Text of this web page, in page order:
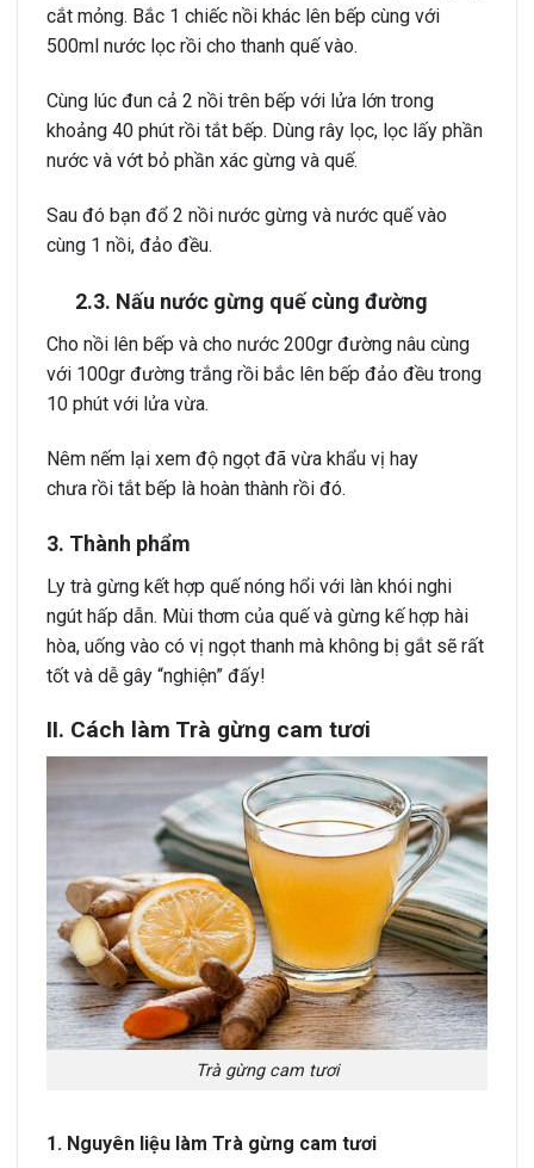
cắt mỏng. Bắc 1 chiếc nồi khác lên bếp cùng với
500ml nước lọc rồi cho thanh quế vào.
Cùng lúc đun cả 2 nồi trên bếp với lửa lớn trong
khoảng 40 phút rồi tắt bếp. Dùng rây lọc, lọc lấy phần
nước và vớt bỏ phần xác gừng và quế.
Sau đó bạn đổ 2 nồi nước gừng và nước quế vào
cùng 1 nồi, đảo đều.
2.3. Nấu nước gừng quế cùng đường
Cho nồi lên bếp và cho nước 200gr đường nâu cùng
với 100gr đường trắng rồi bắc lên bếp đảo đều trong
10 phút với lửa vừa.
Nêm nếm lại xem độ ngọt đã vừa khẩu vị hay
chưa rồi tắt bếp là hoàn thành rồi đó.
3. Thành phẩm
Ly trà gừng kết hợp quế nóng hổi với làn khói nghi
ngút hấp dẫn. Mùi thơm của quế và gừng kế hợp hài
hòa, uống vào có vị ngọt thanh mà không bị gắt sẽ rất
tốt và dễ gây “nghiện” đấy!
II. Cách làm Trà gừng cam tươi
Trà gừng cam tươi
1. Nguyên liệu làm Trà gừng cam tươi